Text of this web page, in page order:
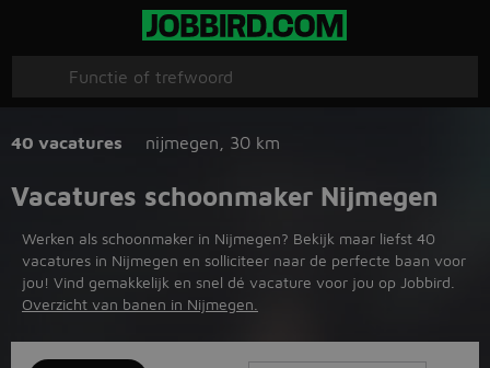
40 vacatures nijmegen 30 km
Vacatures schoonmaker Nijmegen
Werken als schoonmaker in Nijmegen? Bekijk maar liefst 40
vacatures in Nijmegen en solliciteer naar de perfecte baan voor
jou! Vind gemakkelijk en snel dé vacature voor jou op Jobbird.
Overzicht van banen in Nijmegen.